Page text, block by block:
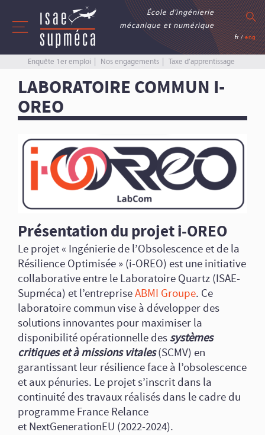
École d’ingénierie
mécanique et numérique
fr / eng
Enquête 1er emploi Nos engagements Taxe d’apprentissage
LABORATOIRE COMMUN I-
OREO
Présentation du projet i-OREO
Le projet « Ingénierie de l’Obsolescence et de la
Résilience Optimisée » (i-OREO) est une initiative
collaborative entre le Laboratoire Quartz (ISAE-
Supméca) et l’entrepriseABMI Groupe. Ce
laboratoire commun vise à développer des
solutions innovantes pour maximiser la
disponibilité opérationnelle dessystèmes
critiques et à missions vitales(SCMV) en
garantissant leur résilience face à l’obsolescence
et aux pénuries. Le projet s’inscrit dans la
continuité des travaux réalisés dans le cadre du
programme France Relance
et NextGenerationEU (2022-2024).